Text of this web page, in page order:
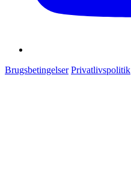
Brugsbetingelser Privatlivspolitik